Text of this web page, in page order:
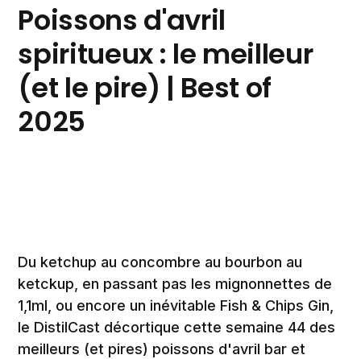
Poissons d'avril
spiritueux : le meilleur
(et le pire) | Best of
2025
Du ketchup au concombre au bourbon au
ketckup, en passant pas les mignonnettes de
1,1ml, ou encore un inévitable Fish & Chips Gin,
le DistilCast décortique cette semaine 44 des
meilleurs (et pires) poissons d'avril bar et